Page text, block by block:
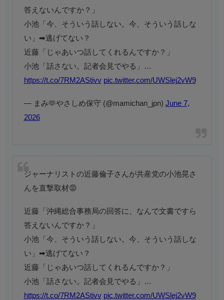
答えないんですか？」
小池「今、そういう話しない。今、そういう話しな
い」➡逃げてない？
近藤「じゃあいつ話してくれるんですか？」
小池「話さない。記者会見でやる」…
https://t.co/7RM2AStivv pic.twitter.com/UWSlej2vW9
— まみ🫶やさしめ保守 (@mamichan_jpn) June 7,
2026
ジャーナリストの近藤倫子さんが共産党の小池晃さ
んを直撃取材😡
近藤「沖縄総合事務局の回答に、なんで文書ですら
答えないんですか？」
小池「今、そういう話しない。今、そういう話しな
い」➡逃げてない？
近藤「じゃあいつ話してくれるんですか？」
小池「話さない。記者会見でやる」…
https://t.co/7RM2AStivv pic.twitter.com/UWSlej2vW9